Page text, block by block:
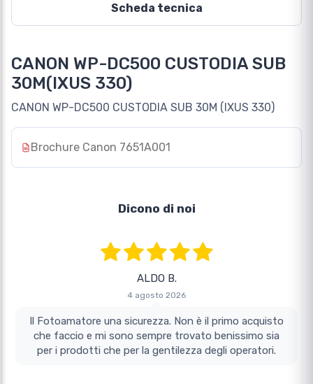
Scheda tecnica
CANON WP-DC500 CUSTODIA SUB
30M(IXUS 330)
CANON WP-DC500 CUSTODIA SUB 30M (IXUS 330)
Brochure Canon 7651A001
Dicono di noi
ALDO B.
4 agosto 2026
Il Fotoamatore una sicurezza. Non è il primo acquisto
che faccio e mi sono sempre trovato benissimo sia
per i prodotti che per la gentilezza degli operatori.